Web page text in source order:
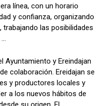
línea, con un horario
y confianza, organizando
las posibilidades
Ayuntamiento y Ereindajan
colaboración. Ereidajan se
y productores locales y
a los nuevos hábitos de